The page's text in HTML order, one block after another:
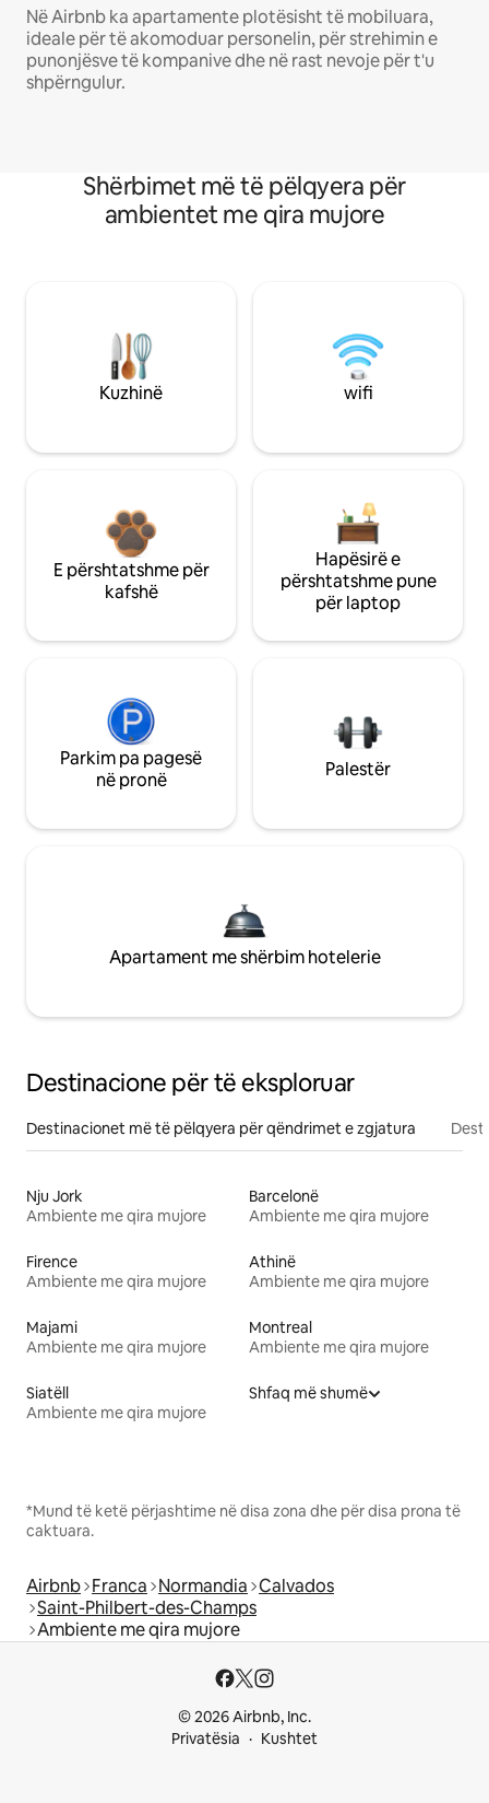
Në Airbnb ka apartamente plotësisht të mobiluara,
ideale për të akomoduar personelin, për strehimin e
punonjësve të kompanive dhe në rast nevoje për t'u
shpërngulur.
Shërbimet më të pëlqyera për
ambientet me qira mujore
Kuzhinë wifi
E përshtatshme për
kafshë
Hapësirë e
përshtatshme pune
për laptop
Parkim pa pagesë
në pronë
Palestër
Apartament me shërbim hotelerie
Destinacione për të eksploruar
Destinacionet më të pëlqyera për qëndrimet e zgjatura
Nju Jork
Ambiente me qira mujore
Barcelonë
Ambiente me qira mujore
Firence
Ambiente me qira mujore
Athinë
Ambiente me qira mujore
Majami
Ambiente me qira mujore
Montreal
Ambiente me qira mujore
Siatëll
Ambiente me qira mujore
Shfaq më shumë
*Mund të ketë përjashtime në disa zona dhe për disa prona të
caktuara.
Airbnb Franca Normandia Calvados
Saint-Philbert-des-Champs
Ambiente me qira mujore
© 2026 Airbnb, Inc.
Privatësia
Kushtet